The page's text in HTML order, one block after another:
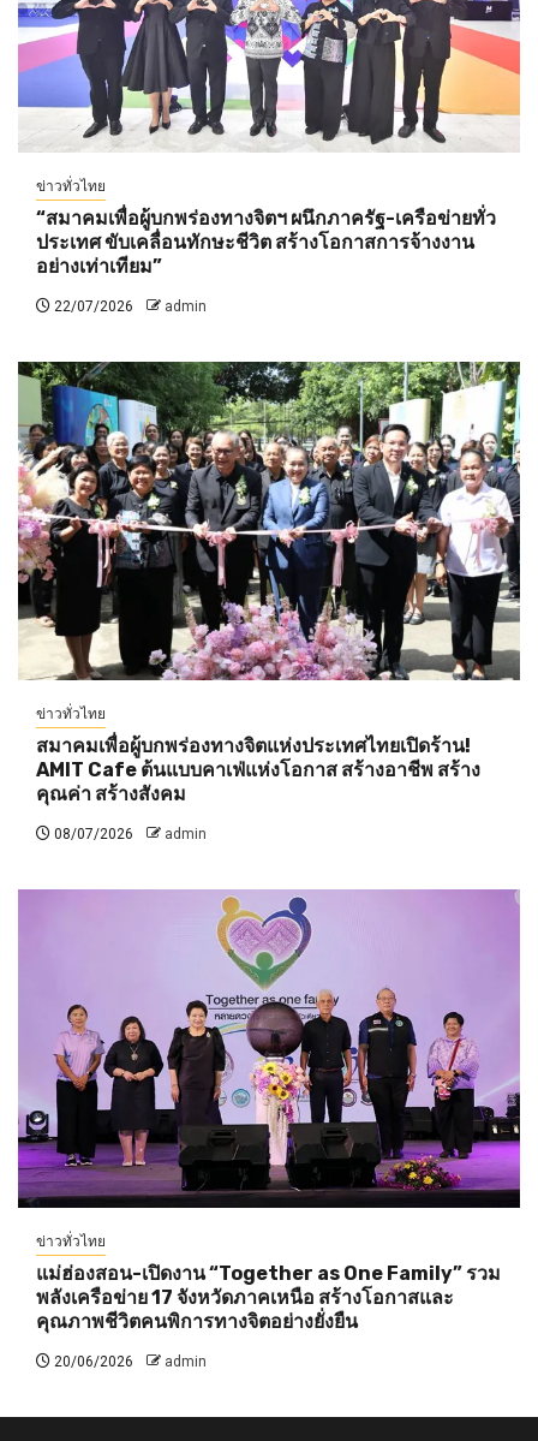
ข่าวทั่วไทย
“สมาคมเพื่อผู้บกพร่องทางจิตฯ ผนึกภาครัฐ-เครือข่ายทั่ว
ประเทศ ขับเคลื่อนทักษะชีวิต สร้างโอกาสการจ้างงาน
อย่างเท่าเทียม”
22/07/2026 admin
ข่าวทั่วไทย
สมาคมเพื่อผู้บกพร่องทางจิตแห่งประเทศไทยเปิดร้าน!
AMIT Cafe ต้นแบบคาเฟ่แห่งโอกาส สร้างอาชีพ สร้าง
คุณค่า สร้างสังคม
08/07/2026 admin
ข่าวทั่วไทย
แม่ฮ่องสอน-เปิดงาน “Together as One Family” รวม
พลังเครือข่าย 17 จังหวัดภาคเหนือ สร้างโอกาสและ
คุณภาพชีวิตคนพิการทางจิตอย่างยั่งยืน
20/06/2026 admin